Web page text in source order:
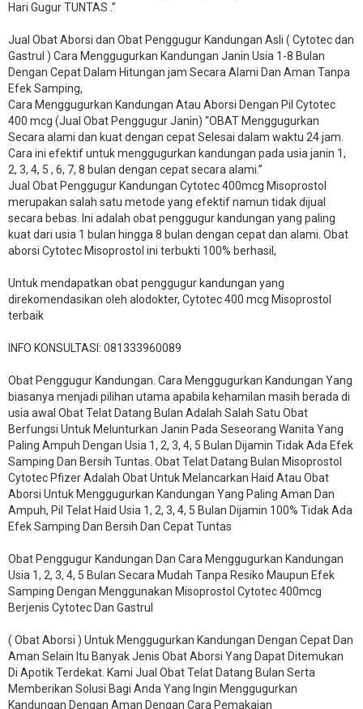
Hari Gugur TUNTAS .”
Jual Obat Aborsi dan Obat Penggugur Kandungan Asli ( Cytotec dan
Gastrul ) Cara Menggugurkan Kandungan Janin Usia 1-8 Bulan
Dengan Cepat Dalam Hitungan jam Secara Alami Dan Aman Tanpa
Efek Samping,
Cara Menggugurkan Kandungan Atau Aborsi Dengan Pil Cytotec
400 mcg (Jual Obat Penggugur Janin) “OBAT Menggugurkan
Secara alami dan kuat dengan cepat Selesai dalam waktu 24 jam.
Cara ini efektif untuk menggugurkan kandungan pada usia janin 1,
2, 3, 4, 5 , 6, 7, 8 bulan dengan cepat secara alami.”
Jual Obat Penggugur Kandungan Cytotec 400mcg Misoprostol
merupakan salah satu metode yang efektif namun tidak dijual
secara bebas. Ini adalah obat penggugur kandungan yang paling
kuat dari usia 1 bulan hingga 8 bulan dengan cepat dan alami. Obat
aborsi Cytotec Misoprostol ini terbukti 100% berhasil,
Untuk mendapatkan obat penggugur kandungan yang
direkomendasikan oleh alodokter, Cytotec 400 mcg Misoprostol
terbaik
INFO KONSULTASI: 081333960089
​Obat Penggugur Kandungan. Cara Menggugurkan Kandungan Yang
biasanya menjadi pilihan utama apabila kehamilan masih berada di
usia awal Obat Telat Datang Bulan Adalah Salah Satu Obat
Berfungsi Untuk Melunturkan Janin Pada Seseorang Wanita Yang
Paling Ampuh Dengan Usia 1, 2, 3, 4, 5 Bulan Dijamin Tidak Ada Efek
Samping Dan Bersih Tuntas. Obat Telat Datang Bulan Misoprostol
Cytotec Pfizer Adalah Obat Untuk Melancarkan Haid Atau Obat
Aborsi Untuk Menggugurkan Kandungan Yang Paling Aman Dan
Ampuh, Pil Telat Haid Usia 1, 2, 3, 4, 5 Bulan Dijamin 100% Tidak Ada
Efek Samping Dan Bersih Dan Cepat Tuntas
Obat Penggugur Kandungan Dan Cara Menggugurkan Kandungan
Usia 1, 2, 3, 4, 5 Bulan Secara Mudah Tanpa Resiko Maupun Efek
Samping Dengan Menggunakan Misoprostol Cytotec 400mcg
Berjenis Cytotec Dan Gastrul
( Obat Aborsi ) Untuk Menggugurkan Kandungan Dengan Cepat Dan
Aman Selain Itu Banyak Jenis Obat Aborsi Yang Dapat Ditemukan
Di Apotik Terdekat. Kami Jual Obat Telat Datang Bulan Serta
Memberikan Solusi Bagi Anda Yang Ingin Menggugurkan
Kandungan Dengan Aman Dengan Cara Pemakaian